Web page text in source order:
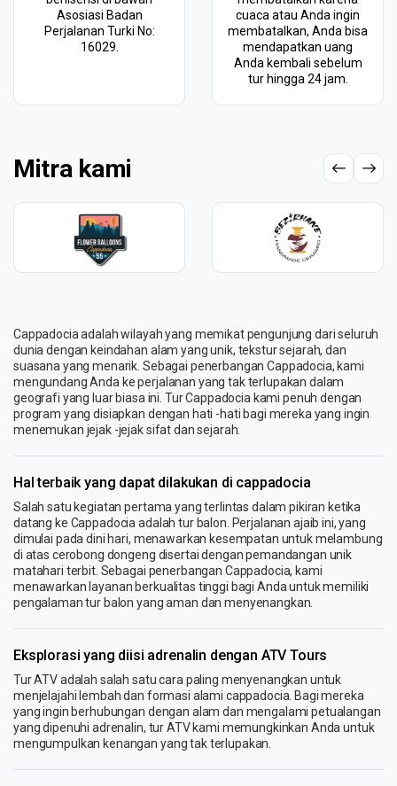
Asosiasi Badan
Perjalanan Turki No:
16029.
cuaca atau Anda ingin
membatalkan, Anda bisa
mendapatkan uang
Anda kembali sebelum
tur hingga 24 jam.
Mitra kami
Cappadocia adalah wilayah yang memikat pengunjung dari seluruh
dunia dengan keindahan alam yang unik, tekstur sejarah, dan
suasana yang menarik. Sebagai penerbangan Cappadocia, kami
mengundang Anda ke perjalanan yang tak terlupakan dalam
geografi yang luar biasa ini. Tur Cappadocia kami penuh dengan
program yang disiapkan dengan hati -hati bagi mereka yang ingin
menemukan jejak -jejak sifat dan sejarah.
Hal terbaik yang dapat dilakukan di cappadocia
Salah satu kegiatan pertama yang terlintas dalam pikiran ketika
datang ke Cappadocia adalah tur balon. Perjalanan ajaib ini, yang
dimulai pada dini hari, menawarkan kesempatan untuk melambung
di atas cerobong dongeng disertai dengan pemandangan unik
matahari terbit. Sebagai penerbangan Cappadocia, kami
menawarkan layanan berkualitas tinggi bagi Anda untuk memiliki
pengalaman tur balon yang aman dan menyenangkan.
Eksplorasi yang diisi adrenalin dengan ATV Tours
Tur ATV adalah salah satu cara paling menyenangkan untuk
menjelajahi lembah dan formasi alami cappadocia. Bagi mereka
yang ingin berhubungan dengan alam dan mengalami petualangan
yang dipenuhi adrenalin, tur ATV kami memungkinkan Anda untuk
mengumpulkan kenangan yang tak terlupakan.